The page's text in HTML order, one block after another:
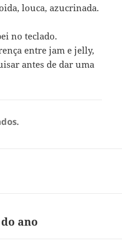
louca, azucrinada.
no teclado.
entre jam e jelly,
antes de dar uma
ano